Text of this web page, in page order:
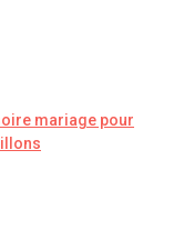
mariage pour